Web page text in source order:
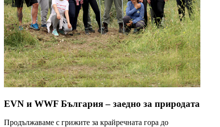
EVN и WWF България – заедно за природата
Продължаваме с грижите за крайречната гора до